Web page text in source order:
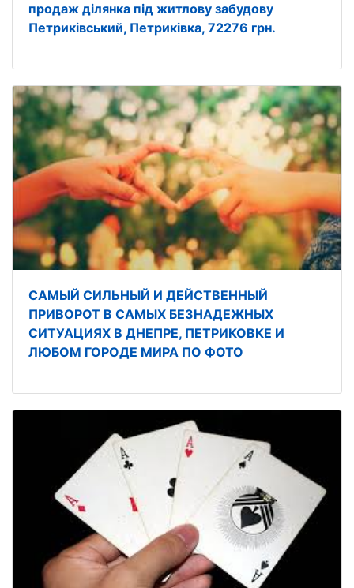
продаж ділянка під житлову забудову
Петриківський, Петриківка, 72276 грн.
САМЫЙ СИЛЬНЫЙ И ДЕЙСТВЕННЫЙ
ПРИВОРОТ В САМЫХ БЕЗНАДЕЖНЫХ
СИТУАЦИЯХ В ДНЕПРЕ, ПЕТРИКОВКЕ И
ЛЮБОМ ГОРОДЕ МИРА ПО ФОТО